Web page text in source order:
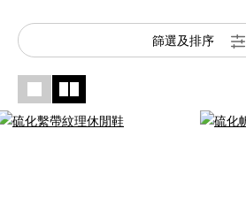
篩選及排序